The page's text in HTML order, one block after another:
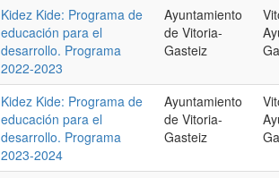
Kidez Kide: Programa de
educación para el
desarrollo. Programa
2022-2023
Ayuntamiento
de Vitoria-
Gasteiz
Kidez Kide: Programa de
educación para el
desarrollo. Programa
2023-2024
Ayuntamiento
de Vitoria-
Gasteiz